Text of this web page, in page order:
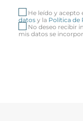
He leído y acepto
datos y la Política de
No deseo recibir
mis datos se